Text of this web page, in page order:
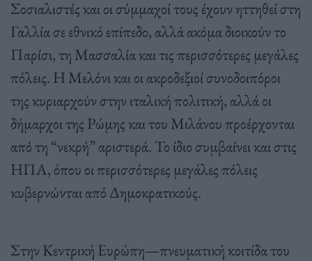
Σοσιαλιστές και οι σύμμαχοί τους έχουν ηττηθεί στη
Γαλλία σε εθνικό επίπεδο, αλλά ακόμα διοικούν το
Παρίσι, τη Μασσαλία και τις περισσότερες μεγάλες
πόλεις. Η Μελόνι και οι ακροδεξιοί συνοδοιπόροι
της κυριαρχούν στην ιταλική πολιτική, αλλά οι
δήμαρχοι της Ρώμης και του Μιλάνου προέρχονται
από τη “νεκρή” αριστερά. Το ίδιο συμβαίνει και στις
ΗΠΑ, όπου οι περισσότερες μεγάλες πόλεις
κυβερνώνται από Δημοκρατικούς.
Στην Κεντρική Ευρώπη—πνευματική κοιτίδα του